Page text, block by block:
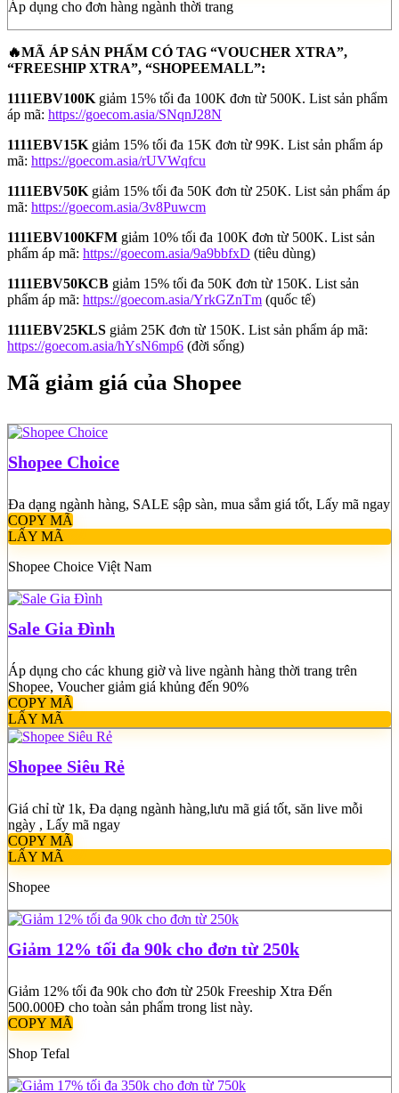
Áp dụng cho đơn hàng ngành thời trang
🔥MÃ ÁP SẢN PHẨM CÓ TAG “VOUCHER XTRA”,
“FREESHIP XTRA”, “SHOPEEMALL”:
1111EBV100K giảm 15% tối đa 100K đơn từ 500K. List sản phẩm
áp mã: https://goecom.asia/SNqnJ28N
1111EBV15K giảm 15% tối đa 15K đơn từ 99K. List sản phẩm áp
mã: https://goecom.asia/rUVWqfcu
1111EBV50K giảm 15% tối đa 50K đơn từ 250K. List sản phẩm áp
mã: https://goecom.asia/3v8Puwcm
1111EBV100KFM giảm 10% tối đa 100K đơn từ 500K. List sản
phẩm áp mã: https://goecom.asia/9a9bbfxD (tiêu dùng)
1111EBV50KCB giảm 15% tối đa 50K đơn từ 150K. List sản
phẩm áp mã: https://goecom.asia/YrkGZnTm (quốc tế)
1111EBV25KLS giảm 25K đơn từ 150K. List sản phẩm áp mã:
https://goecom.asia/hYsN6mp6 (đời sống)
Mã giảm giá của Shopee
Shopee Choice
Đa dạng ngành hàng, SALE sập sàn, mua sắm giá tốt, Lấy mã ngay
COPY MÃ
LẤY MÃ
Shopee Choice Việt Nam
Sale Gia Đình
Áp dụng cho các khung giờ và live ngành hàng thời trang trên
Shopee, Voucher giảm giá khủng đến 90%
COPY MÃ
LẤY MÃ
Shopee Siêu Rẻ
Giá chỉ từ 1k, Đa dạng ngành hàng,lưu mã giá tốt, săn live mỗi
ngày , Lấy mã ngay
COPY MÃ
LẤY MÃ
Shopee
Giảm 12% tối đa 90k cho đơn từ 250k
Giảm 12% tối đa 90k cho đơn từ 250k Freeship Xtra Đến
500.000Đ cho toàn sản phẩm trong list này.
COPY MÃ
Shop Tefal